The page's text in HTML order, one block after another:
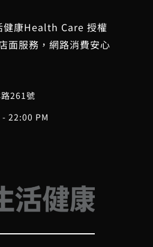
健康Health Care 授權
面服務，網路消費安心
261號
22:00 PM